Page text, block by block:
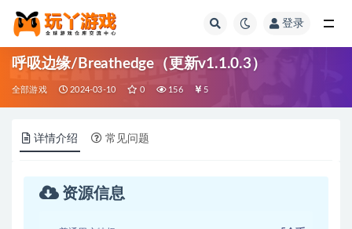
登录
呼吸边缘/Breathedge（更新v1.1.0.3）
全部游戏 2024-03-10 0 156 5
详情介绍 常见问题
资源信息